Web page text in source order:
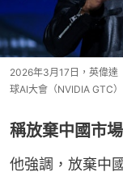
2026年3月17日，英偉達
球AI大會（NVIDIA GTC
稱放棄中國市
他強調，放棄中